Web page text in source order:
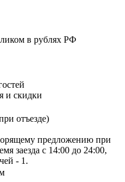
в рублях РФ
и скидки
отъезде)
предложению при
заезда с 14:00 до 24:00,
- 1.